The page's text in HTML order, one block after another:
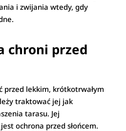
i zwijania wtedy, gdy
chroni przed
przed lekkim, krótkotrwałym
traktować jej jak
tarasu. Jej
ochrona przed słońcem.